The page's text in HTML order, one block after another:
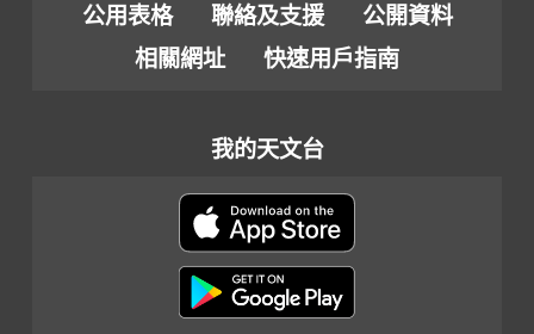
公用表格 聯絡及支援
公開資料
相關網址
快速用戶指南
我的天文台